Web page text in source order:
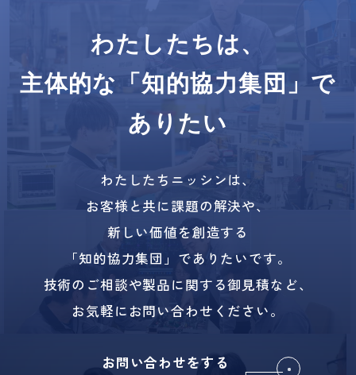
わたしたちは、
主体的な「知的協力集団」で
ありたい
わたしたちニッシンは、
お客様と共に課題の解決や、
新しい価値を創造する
「知的協力集団」でありたいです。
技術のご相談や製品に関する御見積など、
お気軽にお問い合わせください。
お問い合わせをする